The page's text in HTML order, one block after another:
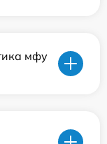
мфу